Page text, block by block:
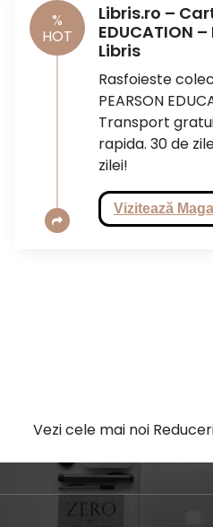
%
HOT
Libris.ro –
EDUCATION
Libris
Rasfoieste
PEARSON
Transport
rapida. 30 de
zilei!
Vizitează
Vezi cele mai noi